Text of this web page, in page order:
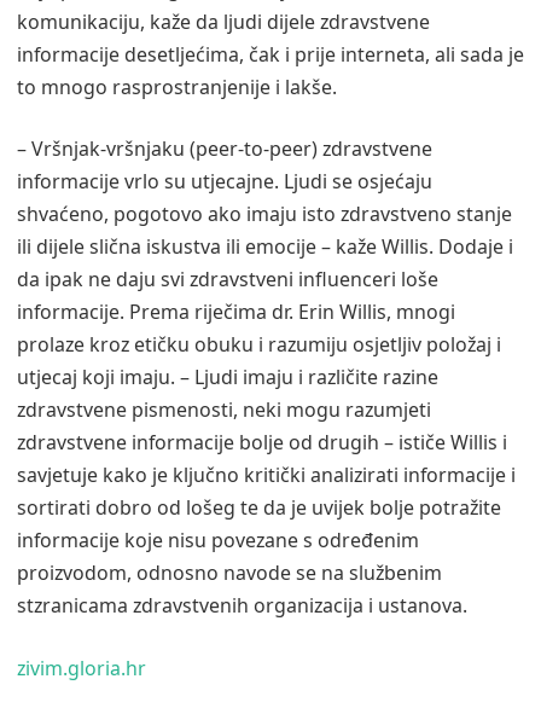
komunikaciju, kaže da ljudi dijele zdravstvene
informacije desetljećima, čak i prije interneta, ali sada je
to mnogo rasprostranjenije i lakše.
– Vršnjak-vršnjaku (peer-to-peer) zdravstvene
informacije vrlo su utjecajne. Ljudi se osjećaju
shvaćeno, pogotovo ako imaju isto zdravstveno stanje
ili dijele slična iskustva ili emocije – kaže Willis. Dodaje i
da ipak ne daju svi zdravstveni influenceri loše
informacije. Prema riječima dr. Erin Willis, mnogi
prolaze kroz etičku obuku i razumiju osjetljiv položaj i
utjecaj koji imaju. – Ljudi imaju i različite razine
zdravstvene pismenosti, neki mogu razumjeti
zdravstvene informacije bolje od drugih – ističe Willis i
savjetuje kako je ključno kritički analizirati informacije i
sortirati dobro od lošeg te da je uvijek bolje potražite
informacije koje nisu povezane s određenim
proizvodom, odnosno navode se na službenim
stzranicama zdravstvenih organizacija i ustanova.
zivim.gloria.hr